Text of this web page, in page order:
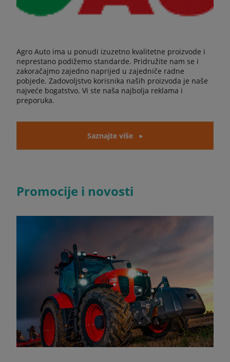
Agro Auto ima u ponudi izuzetno kvalitetne proizvode i
neprestano podižemo standarde. Pridružite nam se i
zakoračajmo zajedno naprijed u zajedniče radne
pobjede. Zadovoljstvo korisnika naših proizvoda je naše
najveće bogatstvo. Vi ste naša najbolja reklama i
preporuka.
Saznajte više
Promocije i novosti